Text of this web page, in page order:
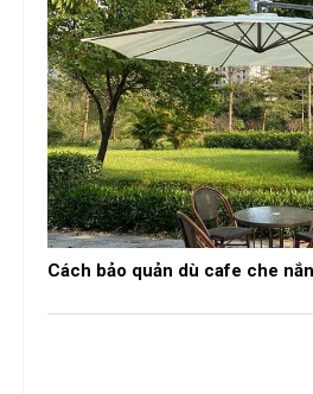
Cách bảo quản dù cafe che